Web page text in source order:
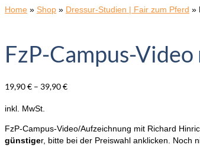
Home » Shop » Dressur-Studien | Fair zum Pferd »
FzP-Campus-
19,90€ – 39,90€
inkl. MwSt.
FzP-Campus-Video/Aufzeichnung mit Richard
günstiger, bitte bei der Preiswahl anklicken. Noch